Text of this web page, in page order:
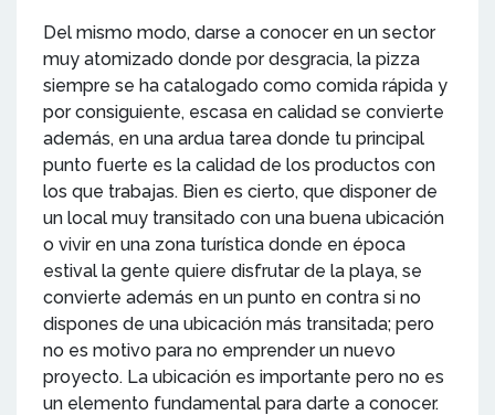
Del mismo modo, darse a conocer en un sector
muy atomizado donde por desgracia, la pizza
siempre se ha catalogado como comida rápida y
por consiguiente, escasa en calidad se convierte
además, en una ardua tarea donde tu principal
punto fuerte es la calidad de los productos con
los que trabajas. Bien es cierto, que disponer de
un local muy transitado con una buena ubicación
o vivir en una zona turística donde en época
estival la gente quiere disfrutar de la playa, se
convierte además en un punto en contra si no
dispones de una ubicación más transitada; pero
no es motivo para no emprender un nuevo
proyecto. La ubicación es importante pero no es
un elemento fundamental para darte a conocer.